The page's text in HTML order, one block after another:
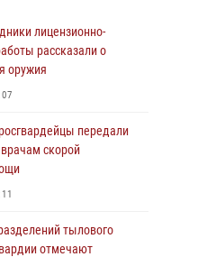
лицензионно-
рассказали о
оружия
передали
скорой
тылового
отмечают